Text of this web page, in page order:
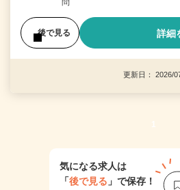
問
後で見る 詳細
更新日： 2026/
1
気になる求人は
「後で見る 」で保存！